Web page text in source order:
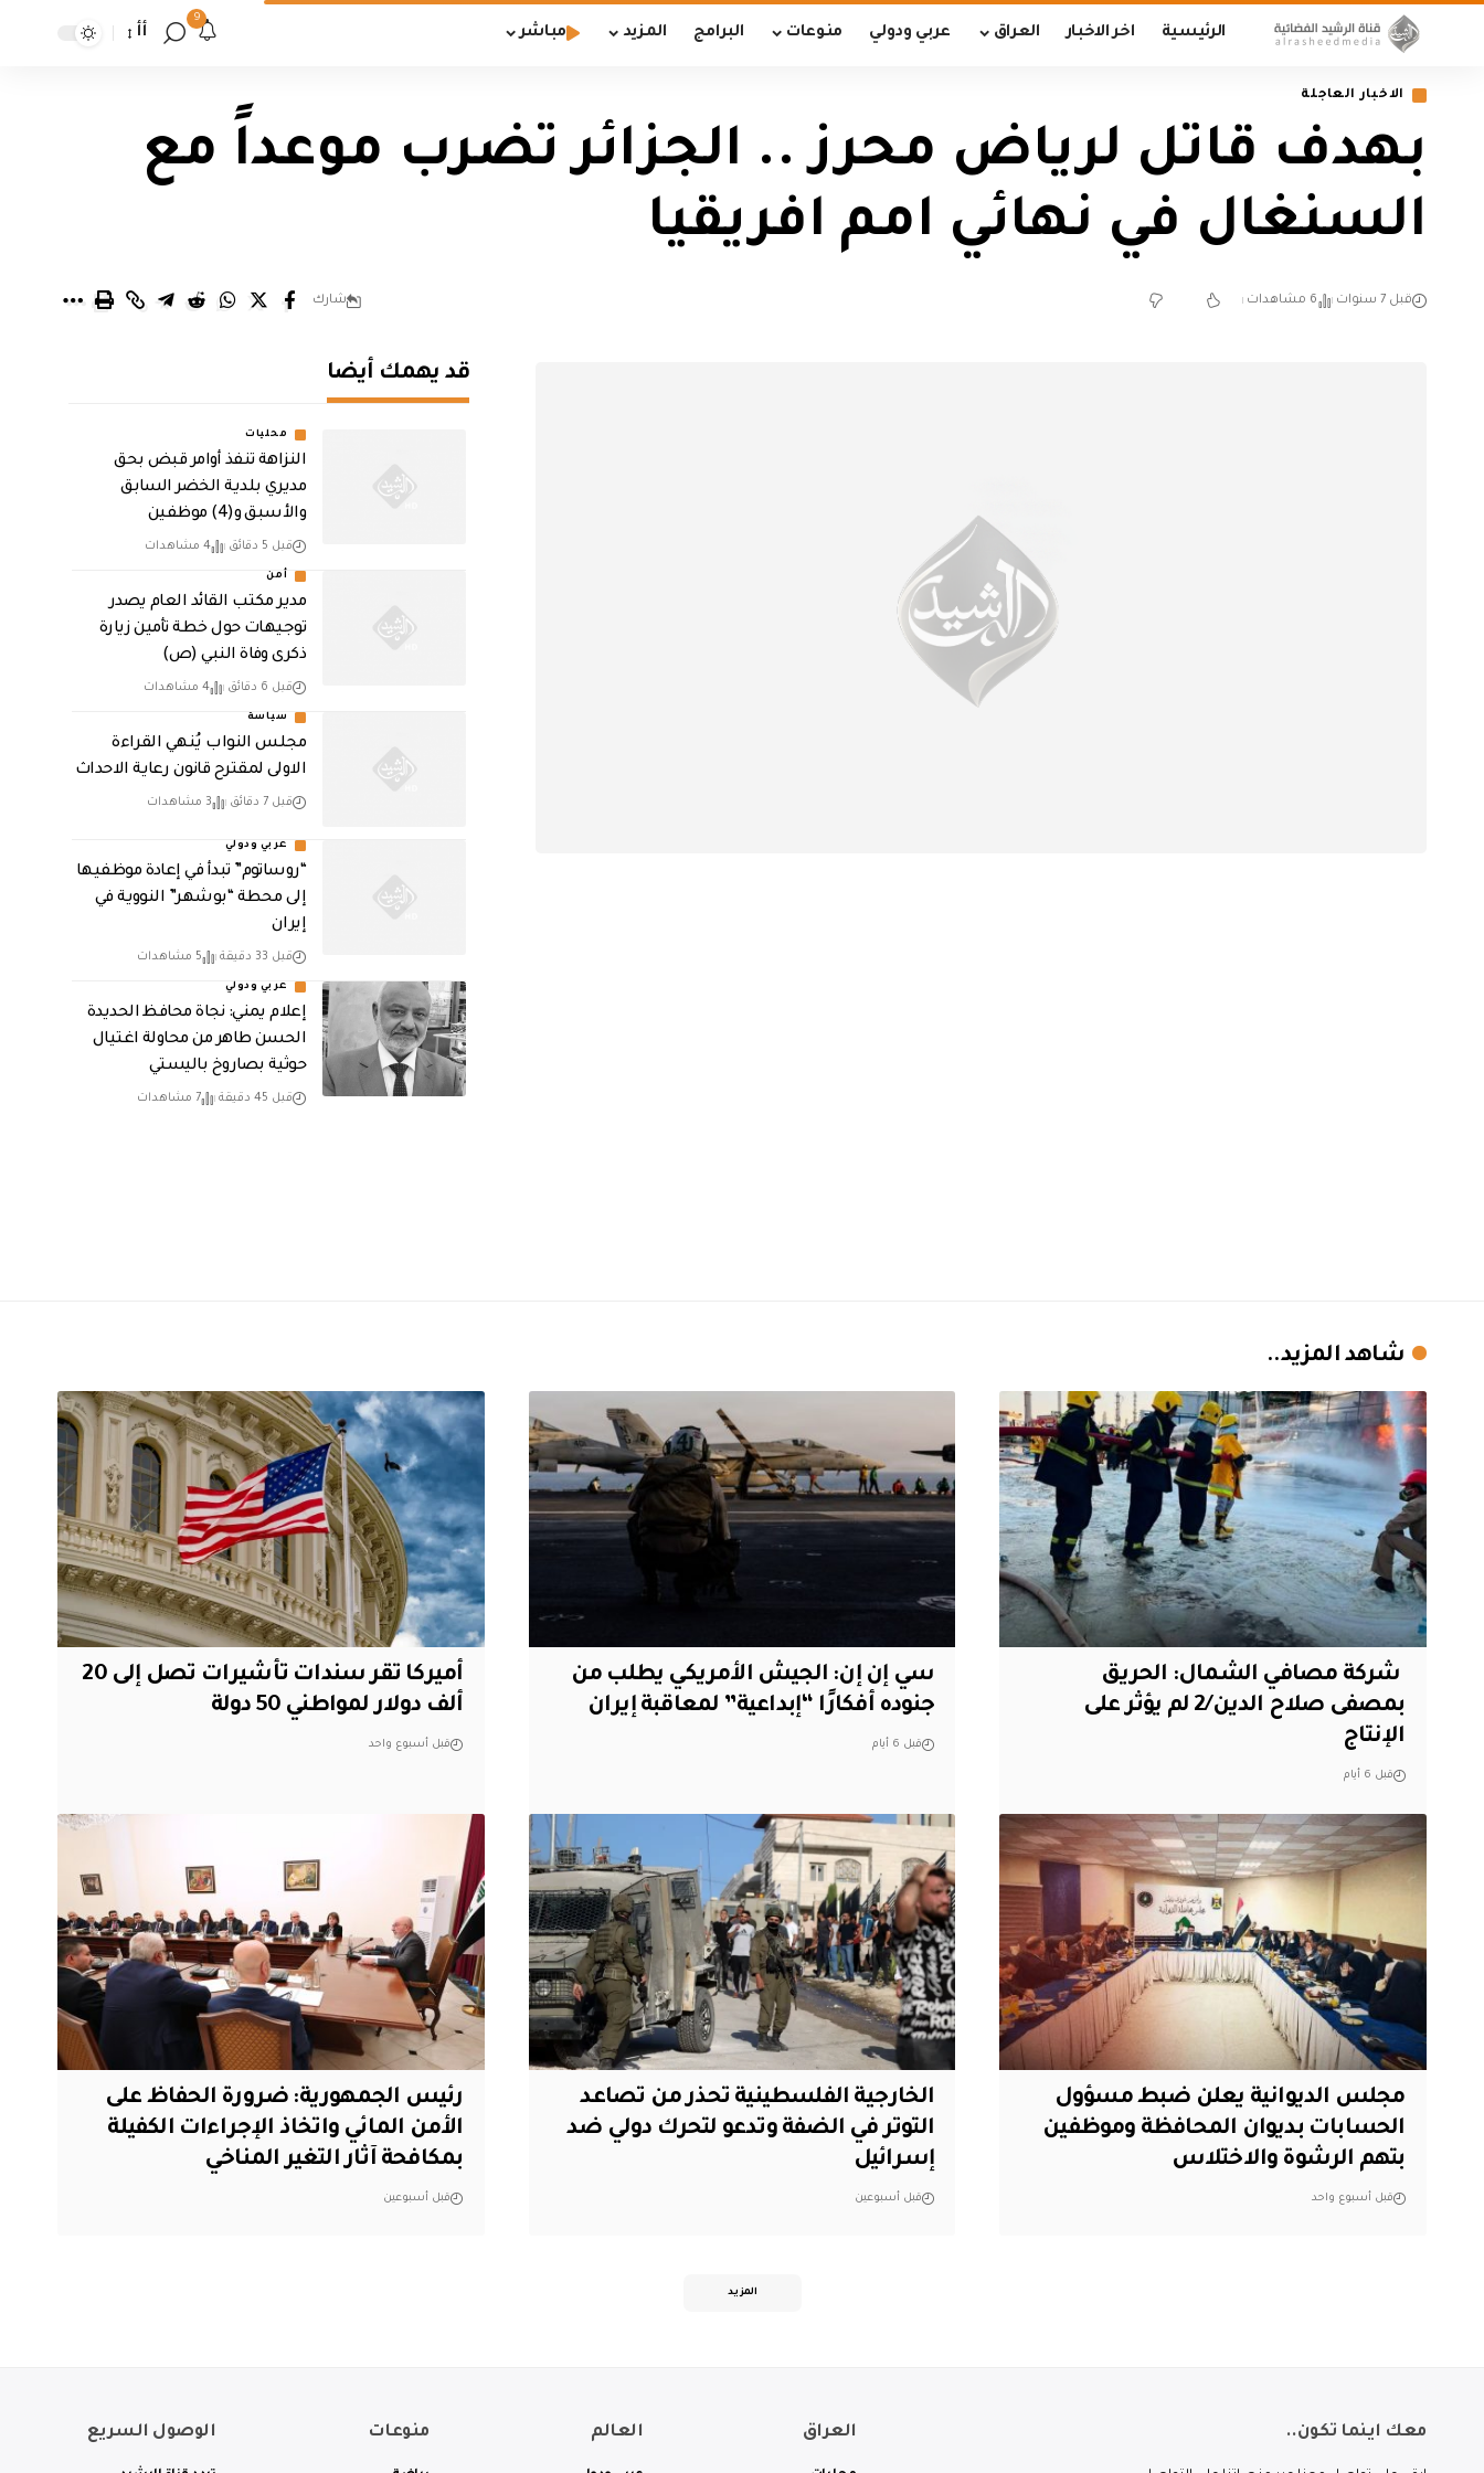
الرئيسية اخر الاخبار العراق عربي ودولي منوعات البرامج المزيد مباشر
9
أأ
الاخبار العاجلة
بهدف قاتل لرياض محرز .. الجزائر تضرب موعداً مع
السنغال في نهائي امم افريقيا
قبل 7 سنوات 6 مشاهدات شارك
قد يهمك أيضا
محليات
النزاهة تنفذ أوامر قبض بحق
مديري بلدية الخضر السابق
والأسبق و(4) موظفين
قبل 5 دقائق 4 مشاهدات
أمن
مدير مكتب القائد العام يصدر
توجيهات حول خطة تأمين زيارة
ذكرى وفاة النبي (ص)
قبل 6 دقائق 4 مشاهدات
سياسة
مجلس النواب يُنهي القراءة
الاولى لمقترح قانون رعاية الاحداث
قبل 7 دقائق 3 مشاهدات
عربي ودولي
“روساتوم” تبدأ في إعادة موظفيها
إلى محطة “بوشهر” النووية في
إيران
قبل 33 دقيقة 5 مشاهدات
عربي ودولي
إعلام يمني: نجاة محافظ الحديدة
الحسن طاهر من محاولة اغتيال
حوثية بصاروخ باليستي
قبل 45 دقيقة 7 مشاهدات
شاهد المزيد..
‏ شركة مصافي الشمال: الحريق
بمصفى صلاح الدين/2 لم يؤثر على
الإنتاج
قبل 6 أيام
سي إن إن: الجيش الأمريكي يطلب من
جنوده أفكارًا “إبداعية” لمعاقبة إيران
قبل 6 أيام
أميركا تقر سندات تأشيرات تصل إلى 20
ألف دولار لمواطني 50 دولة
قبل أسبوع واحد
مجلس الديوانية يعلن ضبط مسؤول
الحسابات بديوان المحافظة وموظفين
بتهم الرشوة والاختلاس
قبل أسبوع واحد
الخارجية الفلسطينية تحذر من تصاعد
التوتر في الضفة وتدعو لتحرك دولي ضد
إسرائيل
قبل أسبوعين
رئيس الجمهورية: ضرورة الحفاظ على
الأمن المائي واتخاذ الإجراءات الكفيلة
بمكافحة آثار التغير المناخي
قبل أسبوعين
المزيد
معك اينما تكون.. العراق العالم منوعات الوصول السريع